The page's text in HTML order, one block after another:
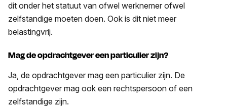
dit onder het statuut van ofwel werknemer ofwel
zelfstandige moeten doen. Ook is dit niet meer
belastingvrij.
Mag de opdrachtgever een particulier zijn?
Ja, de opdrachtgever mag een particulier zijn. De
opdrachtgever mag ook een rechtspersoon of een
zelfstandige zijn.